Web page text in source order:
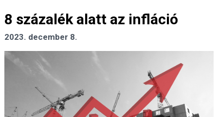
8 százalék alatt az infláció
2023. december 8.